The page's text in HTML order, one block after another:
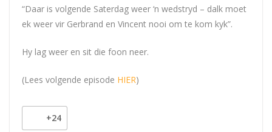
“Daar is volgende Saterdag weer ‘n wedstryd – dalk moet
ek weer vir Gerbrand en Vincent nooi om te kom kyk”.
Hy lag weer en sit die foon neer.
(Lees volgende episode HIER)
+24